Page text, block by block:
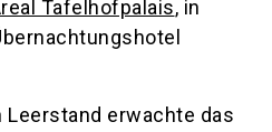
Tafelhofpalais, in
Leerstand erwachte das